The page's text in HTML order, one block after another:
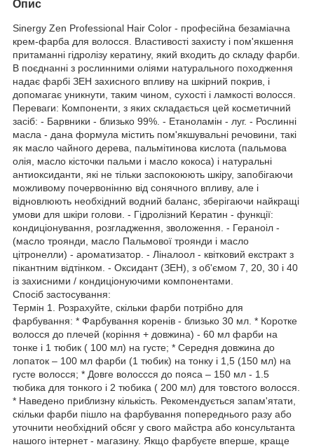
Опис
Sinergy Zen Professional Hair Color - професійна безаміачна
крем-фарба для волосся. Властивості захисту і пом'якшення
притаманні гідролізу кератину, який входить до складу фарби.
В поєднанні з рослинними оліями натурального походження
надає фарбі ЗЕН захисного впливу на шкірний покрив, і
допомагає уникнути, таким чином, сухості і ламкості волосся.
Переваги: Компоненти, з яких складається цей косметичний
засіб: - Барвники - близько 99%. - Етаноламін - луг. - Рослинні
масла - дана формула містить пом'якшувальні речовини, такі
як масло чайного дерева, пальмітинова кислота (пальмова
олія, масло кісточки пальми і масло кокоса) і натуральні
антиоксиданти, які не тільки заспокоюють шкіру, запобігаючи
можливому почервонінню від сонячного впливу, але і
відновлюють необхідний водний баланс, зберігаючи найкращі
умови для шкіри голови. - Гідролізний Кератин - функції:
кондиціонування, розгладження, зволоження. - Гераноіл -
(масло троянди, масло Пальмової троянди і масло
цітронелли) - ароматизатор. - Ліналоол - квітковий екстракт з
пікантним відтінком. - Оксидант (ЗЕН), з об'ємом 7, 20, 30 і 40
із захисними / кондиціонуючими компонентами.
Спосіб застосування:
Термін 1. Розрахуйте, скільки фарби потрібно для
фарбування: * Фарбування коренів - близько 30 мл. * Коротке
волосся до плечей (коріння + довжина) - 60 мл фарби на
тонке і 1 тюбик ( 100 мл) на густе; * Середня довжина до
лопаток – 100 мл фарби (1 тюбик) на тонку і 1,5 (150 мл) на
густе волосся; * Довге волоссся до пояса – 150 мл - 1.5
тюбика для тонкого і 2 тюбика ( 200 мл) для товстого волосся.
* Наведено приблизну кількість. Рекомендується запам'ятати,
скільки фарби пішло на фарбування попереднього разу або
уточнити необхідний обсяг у свого майстра або консультанта
нашого інтернет - магазину. Якщо фарбуєте вперше, краще